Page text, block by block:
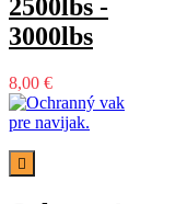
2500lbs -
3000lbs
8,00 €
